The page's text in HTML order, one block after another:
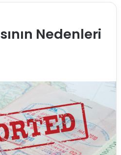
Nedenleri